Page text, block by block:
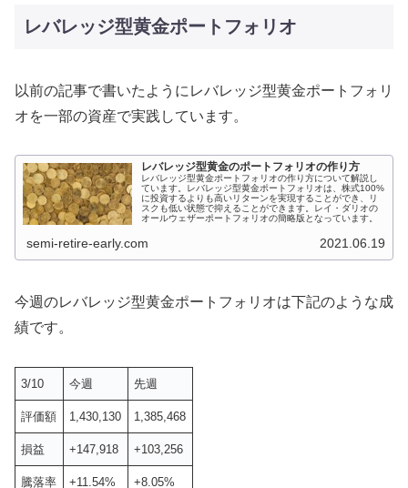
レバレッジ型黄金ポートフォリオ
以前の記事で書いたようにレバレッジ型黄金ポートフォリ
オを一部の資産で実践しています。
レバレッジ型黄金のポートフォリオの作り方
レバレッジ型黄金ポートフォリオの作り方について解説し
ています。レバレッジ型黄金ポートフォリオは、株式100%
に投資するよりも高いリターンを実現することができ、リ
スクも低い状態で抑えることができます。レイ・ダリオの
オールウェザーポートフォリオの簡略版となっています。
semi-retire-early.com 2021.06.19
今週のレバレッジ型黄金ポートフォリオは下記のような成
績です。
3/10 今週 先週
評価額 1,430,130 1,385,468
損益 +147,918 +103,256
騰落率 +11.54% +8.05%